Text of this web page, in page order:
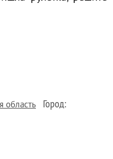
область Город: